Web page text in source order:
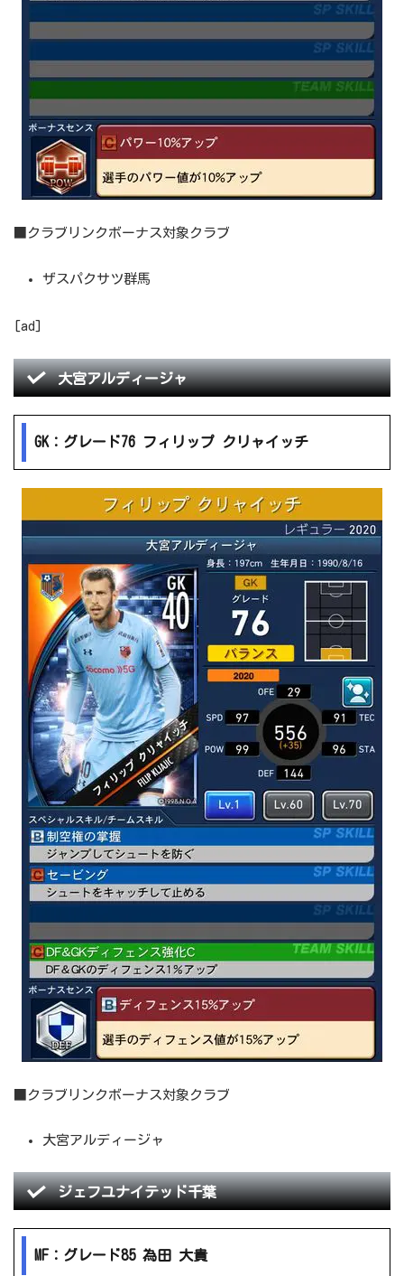
■クラブリンクボーナス対象クラブ
ザスパクサツ群馬
[ad]
大宮アルディージャ
GK：グレード76 フィリップ クリャイッチ
■クラブリンクボーナス対象クラブ
大宮アルディージャ
ジェフユナイテッド千葉
MF：グレード85 為田 大貴